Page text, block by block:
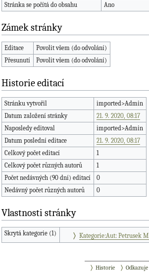
Stránka se počítá do obsahu
Ano
Zámek stránky
Editace
Povolit všem (do odvolání)
Přesunutí
Povolit všem (do odvolání)
Historie editací
Stránku vytvořil
imported>Admin
Datum založení stránky
21. 9. 2020, 08:17
Naposledy editoval
imported>Admin
Datum poslední editace
21. 9. 2020, 08:17
Celkový počet editací
1
Celkový počet různých autorů
1
Počet nedávných (90 dní) editací
0
Nedávný počet různých autorů
0
Vlastnosti stránky
Skrytá kategorie (1) Kategorie:Aut: Petrusek
Historie